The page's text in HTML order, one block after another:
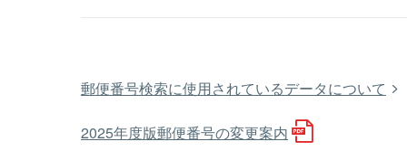
郵便番号検索に使用されているデータについて
2025年度版郵便番号の変更案内